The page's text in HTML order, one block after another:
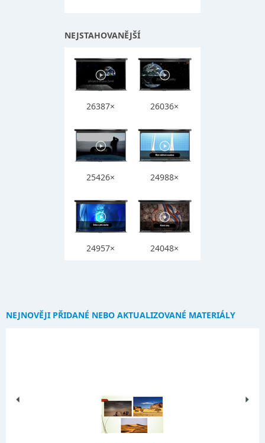
NEJSTAHOVANĚJŠÍ
26387× 26036×
25426× 24988×
24957× 24048×
NEJNOVĚJI PŘIDANÉ NEBO AKTUALIZOVANÉ MATERIÁLY